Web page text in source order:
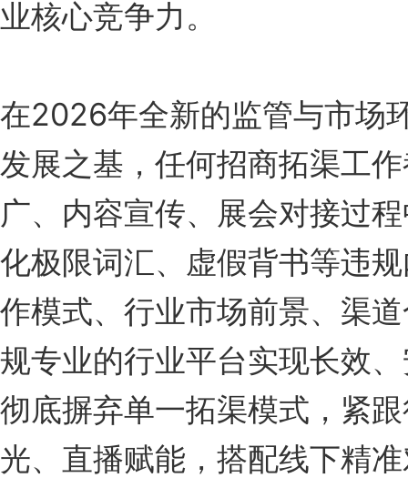
业核心竞争力。
在2026年全新的监管与市场
发展之基，任何招商拓渠工
广、内容宣传、展会对接过
化极限词汇、虚假背书等违
作模式、行业市场前景、渠
规专业的行业平台实现长效
彻底摒弃单一拓渠模式，紧
光、直播赋能，搭配线下精